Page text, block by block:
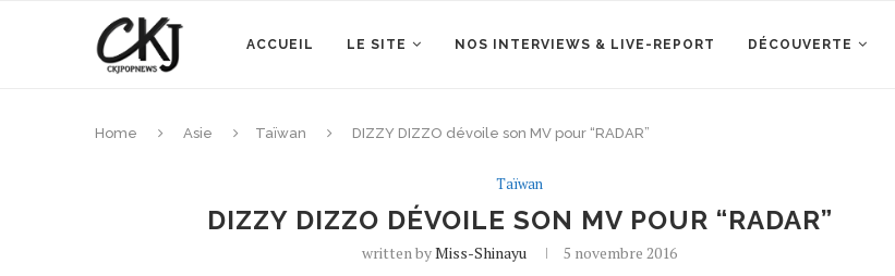
ACCUEIL LE SITE NOS INTERVIEWS & LIVE-REPORT DÉCOUVERTE
Home Asie Taïwan DIZZY DIZZO dévoile son MV pour “RADAR”
Taïwan
DIZZY DIZZO DÉVOILE SON MV POUR “RADAR”
written byMiss-Shinayu 5 novembre 2016